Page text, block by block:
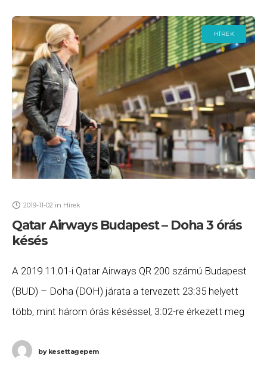
HÍREK
2019-11-02 in Hírek
Qatar Airways Budapest – Doha 3 órás
késés
A 2019.11.01-i Qatar Airways QR 200 számú Budapest
(BUD) – Doha (DOH) járata a tervezett 23:35 helyett
több, mint három órás késéssel, 3:02-re érkezett meg
bykesettagepem